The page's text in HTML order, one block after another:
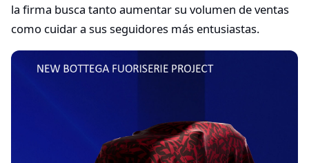
la firma busca tanto aumentar su volumen de ventas
como cuidar a sus seguidores más entusiastas.